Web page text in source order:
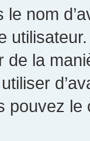
nom
de la
pouvez